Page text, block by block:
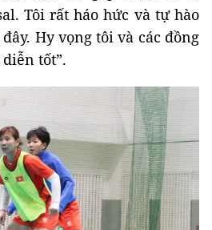
Tôi rất háo hức và tự hào
Hy vọng tôi và các đồng
tốt”.